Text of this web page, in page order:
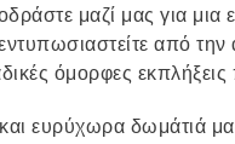
μαζί μας για μια
από
όμορφες εκπλήξεις
ευρύχωρα δωμάτιά